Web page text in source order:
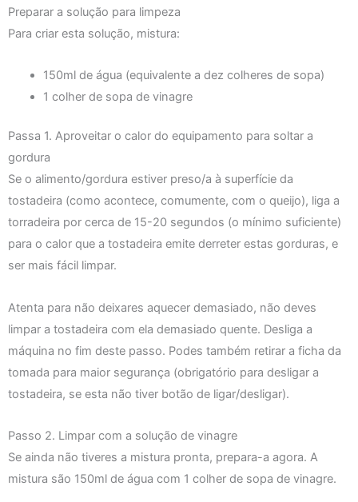
Preparar a solução para limpeza
Para criar esta solução, mistura:
150ml de água (equivalente a dez colheres de sopa)
1 colher de sopa de vinagre
Passa 1. Aproveitar o calor do equipamento para soltar a
gordura
Se o alimento/gordura estiver preso/a à superfície da
tostadeira (como acontece, comumente, com o queijo), liga a
torradeira por cerca de 15-20 segundos (o mínimo suficiente)
para o calor que a tostadeira emite derreter estas gorduras, e
ser mais fácil limpar.
Atenta para não deixares aquecer demasiado, não deves
limpar a tostadeira com ela demasiado quente. Desliga a
máquina no fim deste passo. Podes também retirar a ficha da
tomada para maior segurança (obrigatório para desligar a
tostadeira, se esta não tiver botão de ligar/desligar).
Passo 2. Limpar com a solução de vinagre
Se ainda não tiveres a mistura pronta, prepara-a agora. A
mistura são 150ml de água com 1 colher de sopa de vinagre.